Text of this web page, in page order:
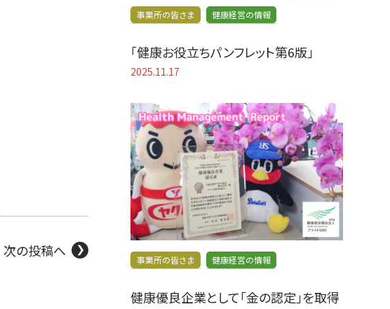
次の投稿へ
事業所の皆さま 健康経営の情報
「健康お役立ちパンフレット第6版」
2025.11.17
事業所の皆さま 健康経営の情報
健康優良企業として「金の認定」を取得